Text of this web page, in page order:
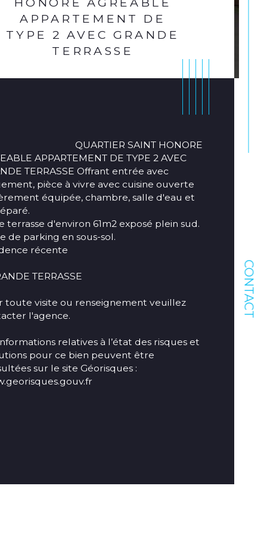
CONTACT
APPARTEMENT DE
TYPE 2 AVEC GRANDE
TERRASSE
Valeurs
de niveaux
de chauffage
APPARTEMENT DE TYPE 2 AVEC
TERRASSE Offrant entrée avec
pièce à vivre avec cuisine ouverte
équipée, chambre, salle d'eau et
terrasse d'environ 61m2 exposé plein sud.
de parking en sous-sol.
récente
TERRASSE
toute visite ou renseignement veuillez
l'agence.
relatives à l’état des risques et
pour ce bien peuvent être
sur le site Géorisques :